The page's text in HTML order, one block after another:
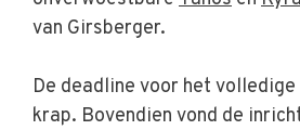
van Girsberger.
De deadline voor het
krap. Bovendien vond de